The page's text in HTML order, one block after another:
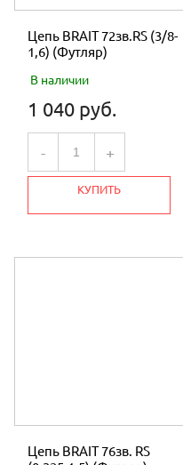
Цепь BRAIT 72зв.RS (3/8-
1,6) (Футляр)
В наличии
1 040 руб.
- +
КУПИТЬ
Цепь BRAIT 76зв. RS